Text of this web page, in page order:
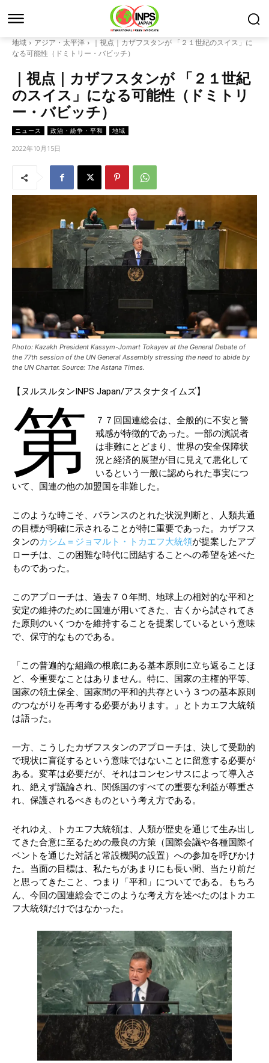
地域 アジア・太平洋
｜視点｜カザフスタンが 「２１世紀のスイス」に
なる可能性（ドミトリー・バビッチ）
｜視点｜カザフスタンが 「２１世紀
のスイス」になる可能性（ドミトリ
ー・バビッチ）
ニュース 政治・紛争・平和 地域
2022年10月15日
Photo: Kazakh President Kassym-Jomart Tokayev at the General Debate of
the 77th session of the UN General Assembly stressing the need to abide by
the UN Charter. Source: The Astana Times.
【ヌルスルタンINPS Japan/アスタナタイムズ】
第
７７回国連総会は、全般的に不安と警
戒感が特徴的であった。一部の演説者
は非難にとどまり、世界の安全保障状
況と経済的展望が目に見えて悪化して
いるという一般に認められた事実につ
いて、国連の他の加盟国を非難した。
このような時こそ、バランスのとれた状況判断と、人類共通
の目標が明確に示されることが特に重要であった。カザフス
タンのカシム＝ジョマルト・トカエフ大統領が提案したアプ
ローチは、この困難な時代に団結することへの希望を述べた
ものであった。
このアプローチは、過去７０年間、地球上の相対的な平和と
安定の維持のために国連が用いてきた、古くから試されてき
た原則のいくつかを維持することを提案しているという意味
で、保守的なものである。
「この普遍的な組織の根底にある基本原則に立ち返ることほ
ど、今重要なことはありません。特に、国家の主権的平等、
国家の領土保全、国家間の平和的共存という３つの基本原則
のつながりを再考する必要があります。」とトカエフ大統領
は語った。
一方、こうしたカザフスタンのアプローチは、決して受動的
で現状に盲従するという意味ではないことに留意する必要が
ある。変革は必要だが、それはコンセンサスによって導入さ
れ、絶えず議論され、関係国のすべての重要な利益が尊重さ
れ、保護されるべきものという考え方である。
それゆえ、トカエフ大統領は、人類が歴史を通じて生み出し
てきた合意に至るための最良の方策（国際会議や各種国際イ
ベントを通じた対話と常設機関の設置）への参加を呼びかけ
た。当面の目標は、私たちがあまりにも長い間、当たり前だ
と思ってきたこと、つまり「平和」についてである。もちろ
ん、今回の国連総会でこのような考え方を述べたのはトカエ
フ大統領だけではなかった。